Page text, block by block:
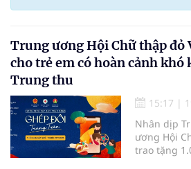
Trung ương Hội Chữ thập đỏ
cho trẻ em có hoàn cảnh khó
Trung thu
15:17 |
Nhân dịp
ương Hội
trao tặng